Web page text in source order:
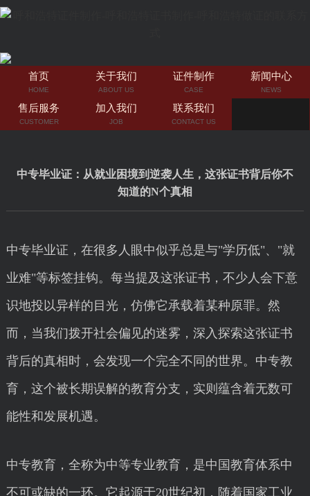
首页
HOME
关于我们
ABOUT US
证件制作
CASE
新闻中心
NEWS
售后服务
CUSTOMER
加入我们
JOB
联系我们
CONTACT US
中专毕业证：从就业困境到逆袭人生，这张证书背后你不
知道的N个真相
中专毕业证，在很多人眼中似乎总是与"学历低"、"就
业难"等标签挂钩。每当提及这张证书，不少人会下意
识地投以异样的目光，仿佛它承载着某种原罪。然
而，当我们拨开社会偏见的迷雾，深入探索这张证书
背后的真相时，会发现一个完全不同的世界。中专教
育，这个被长期误解的教育分支，实则蕴含着无数可
能性和发展机遇。
中专教育，全称为中等专业教育，是中国教育体系中
不可或缺的一环。它起源于20世纪初，随着国家工业